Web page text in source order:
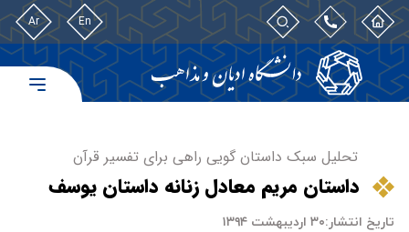
En
Ar
تحلیل سبک داستان گویی راهی برای تفسیر قرآن
داستان مریم معادل زنانه داستان یوسف
تاریخ انتشار:۳۰ اردیبهشت ۱۳۹۴